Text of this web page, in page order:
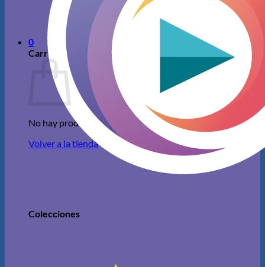
Volver a la tienda
0
Carrito
No hay productos en el carrito.
Volver a la tienda
Colecciones